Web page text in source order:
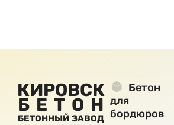
КИРОВСК
БЕТОН
БЕТОННЫЙ ЗАВОД
Бетон
для
бордюров